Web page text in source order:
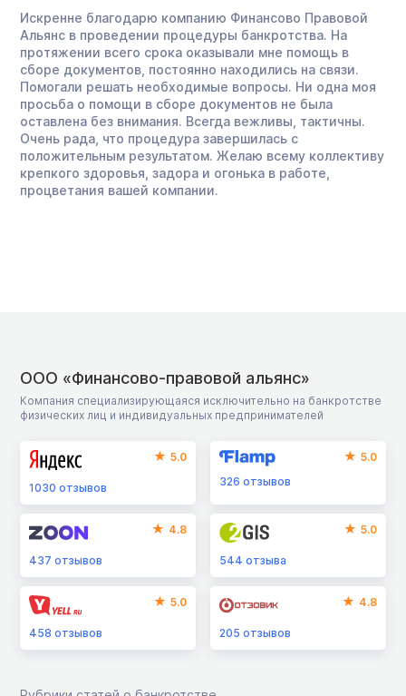
Искренне благодарю компанию Финансово Правовой
Альянс в проведении процедуры банкротства. На
протяжении всего срока оказывали мне помощь в
сборе документов, постоянно находились на связи.
Помогали решать необходимые вопросы. Ни одна моя
просьба о помощи в сборе документов не была
оставлена без внимания. Всегда вежливы, тактичны.
Очень рада, что процедура завершилась с
положительным результатом. Желаю всему коллективу
крепкого здоровья, задора и огонька в работе,
процветания вашей компании.
ООО «Финансово-правовой альянс»
Компания специализирующаяся исключительно на банкротстве
физических лиц и индивидуальных предпринимателей
5.0
1030 отзывов
5.0
326отзывов
4.8
437 отзывов
5.0
544отзыва
5.0
458 отзывов
4.8
205отзывов